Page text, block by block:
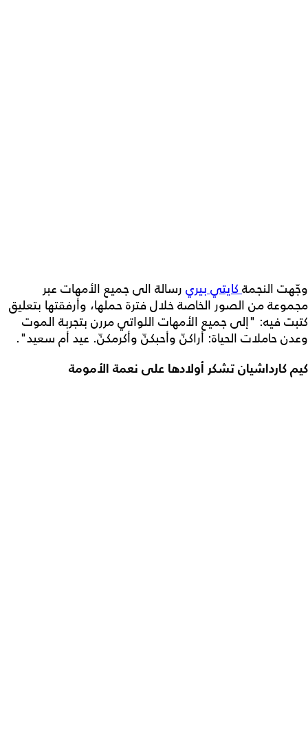
وجّهت النجمةكايتي بيري رسالة الى جميع الأمهات عبر
مجموعة من الصور الخاصة خلال فترة حملها، وأرفقتها بتعليق
كتبت فيه: "إلى جميع الأمهات اللواتي مررن بتجربة الموت
وعدن حاملات الحياة: أراكنّ وأحبكنّ وأكرمكنّ. عيد أم سعيد".
كيم كارداشيان تشكر أولادها على نعمة الأمومة